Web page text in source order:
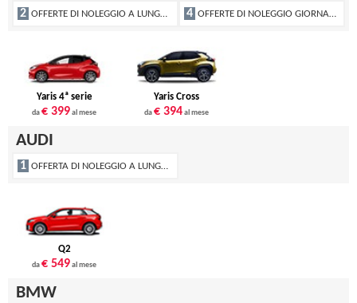
2 OFFERTE DI NOLEGGIO A LUNGO TERMINE 4 OFFERTE DI NOLEGGIO GIORNALIERO
Yaris 4ª serie
da€ 399 al mese
Yaris Cross
da€ 394 al mese
AUDI
1 OFFERTA DI NOLEGGIO A LUNGO TERMINE
Q2
da€ 549 al mese
BMW